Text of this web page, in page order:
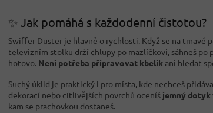
✨ Jak pomáhá s každodenní čistotou?
Swiffer Duster je hlavně o rychlosti. Když se na tmavé
televizním stolku drží chlupy po mazlíčkovi, sáhneš po
hotovo. Není potřeba připravovat kbelík ani hledat
Suchý úklid je praktický i pro místa, kde nechceš
dekorací nebo citlivějších povrchů oceníš jemný dotyk
kam se prachovkou dostaneš.